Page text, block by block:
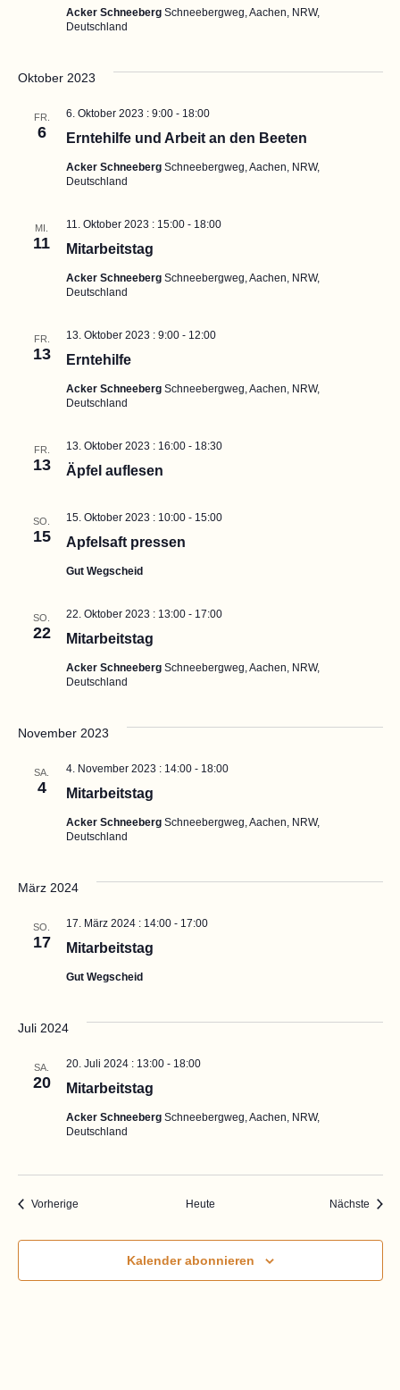
Acker Schneeberg Schneebergweg, Aachen, NRW,
Deutschland
Oktober 2023
FR.
6 Erntehilfe und Arbeit an den Beeten
6. Oktober 2023 : 9:00- 18:00
Acker Schneeberg Schneebergweg, Aachen, NRW,
Deutschland
MI.
11 Mitarbeitstag
11. Oktober 2023 : 15:00- 18:00
Acker Schneeberg Schneebergweg, Aachen, NRW,
Deutschland
FR.
13 Erntehilfe
13. Oktober 2023 : 9:00- 12:00
Acker Schneeberg Schneebergweg, Aachen, NRW,
Deutschland
FR.
13 Äpfel auflesen
13. Oktober 2023 : 16:00- 18:30
SO.
15 Apfelsaft pressen
15. Oktober 2023 : 10:00- 15:00
Gut Wegscheid
SO.
22 Mitarbeitstag
22. Oktober 2023 : 13:00- 17:00
Acker Schneeberg Schneebergweg, Aachen, NRW,
Deutschland
November 2023
SA.
4 Mitarbeitstag
4. November 2023 : 14:00- 18:00
Acker Schneeberg Schneebergweg, Aachen, NRW,
Deutschland
März 2024
SO.
17 Mitarbeitstag
17. März 2024 : 14:00- 17:00
Gut Wegscheid
Juli 2024
SA.
20 Mitarbeitstag
20. Juli 2024 : 13:00- 18:00
Acker Schneeberg Schneebergweg, Aachen, NRW,
Deutschland
VorherigeVeranstaltungen Heute Nächste
Kalender abonnieren